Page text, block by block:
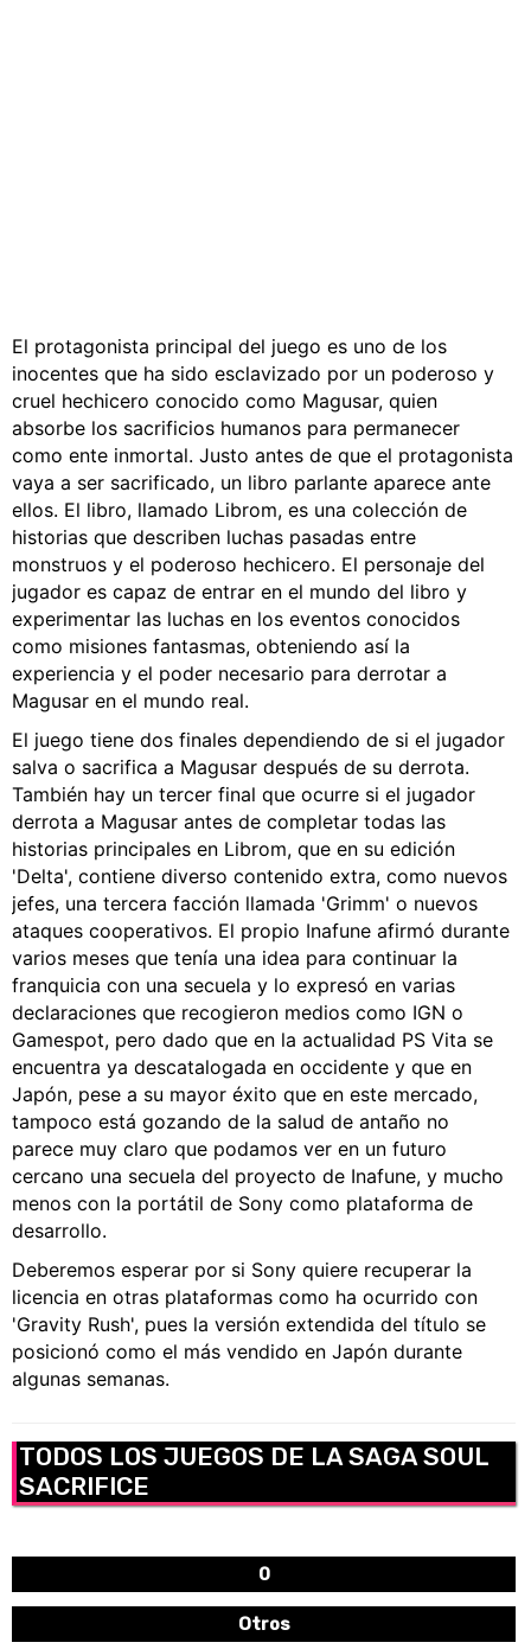
El protagonista principal del juego es uno de los
inocentes que ha sido esclavizado por un poderoso y
cruel hechicero conocido como Magusar, quien
absorbe los sacrificios humanos para permanecer
como ente inmortal. Justo antes de que el protagonista
vaya a ser sacrificado, un libro parlante aparece ante
ellos. El libro, llamado Librom, es una colección de
historias que describen luchas pasadas entre
monstruos y el poderoso hechicero. El personaje del
jugador es capaz de entrar en el mundo del libro y
experimentar las luchas en los eventos conocidos
como misiones fantasmas, obteniendo así la
experiencia y el poder necesario para derrotar a
Magusar en el mundo real.
El juego tiene dos finales dependiendo de si el jugador
salva o sacrifica a Magusar después de su derrota.
También hay un tercer final que ocurre si el jugador
derrota a Magusar antes de completar todas las
historias principales en Librom, que en su edición
'Delta', contiene diverso contenido extra, como nuevos
jefes, una tercera facción llamada 'Grimm' o nuevos
ataques cooperativos. El propio Inafune afirmó durante
varios meses que tenía una idea para continuar la
franquicia con una secuela y lo expresó en varias
declaraciones que recogieron medios como IGN o
Gamespot, pero dado que en la actualidad PS Vita se
encuentra ya descatalogada en occidente y que en
Japón, pese a su mayor éxito que en este mercado,
tampoco está gozando de la salud de antaño no
parece muy claro que podamos ver en un futuro
cercano una secuela del proyecto de Inafune, y mucho
menos con la portátil de Sony como plataforma de
desarrollo.
Deberemos esperar por si Sony quiere recuperar la
licencia en otras plataformas como ha ocurrido con
'Gravity Rush', pues la versión extendida del título se
posicionó como el más vendido en Japón durante
algunas semanas.
TODOS LOS JUEGOS DE LA SAGA SOUL
SACRIFICE
0
Otros